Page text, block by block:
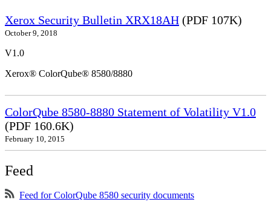
Xerox Security Bulletin XRX18AH (PDF 107K)
October 9, 2018
V1.0
Xerox® ColorQube® 8580/8880
ColorQube 8580-8880 Statement of Volatility V1.0
(PDF 160.6K)
February 10, 2015
Feed
Feed for ColorQube 8580 security documents